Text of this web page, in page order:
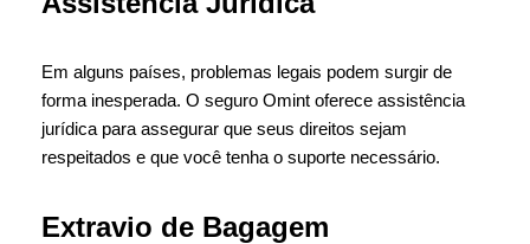
Em alguns países, problemas legais podem surgir de
forma inesperada. O seguro Omint oferece assistência
jurídica para assegurar que seus direitos sejam
respeitados e que você tenha o suporte necessário.
Extravio de Bagagem